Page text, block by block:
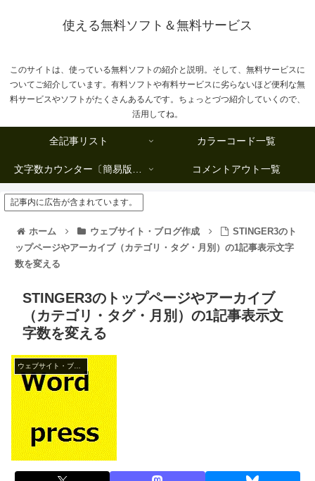
使える無料ソフト＆無料サービス
このサイトは、使っている無料ソフトの紹介と説明。そして、無料サービスに
ついてご紹介しています。有料ソフトや有料サービスに劣らないほど便利な無
料サービスやソフトがたくさんあるんです。ちょっとづつ紹介していくので、
活用してね。
全記事リスト カラーコード一覧
文字数カウンター〔簡易版複数行タイプ〕 コメントアウト一覧
記事内に広告が含まれています。
ホーム ウェブサイト・ブログ作成
STINGER3のト
ップページやアーカイブ（カテゴリ・タグ・月別）の1記事表示文字
数を変える
STINGER3のトップページやアーカイブ
（カテゴリ・タグ・月別）の1記事表示文
字数を変える
ウェブサイト・ブログ作成